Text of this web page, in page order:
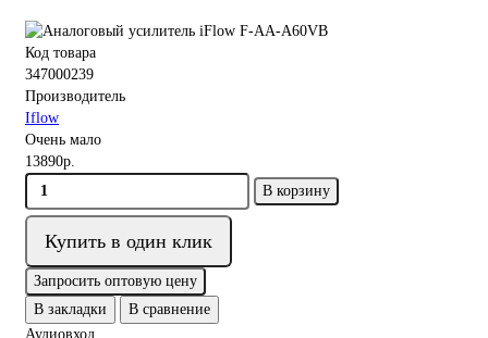
Код товара
347000239
Производитель
Iflow
Очень мало
13890р.
В корзину
Купить в один клик
Запросить оптовую цену
В закладки
В сравнение
Аудиовход